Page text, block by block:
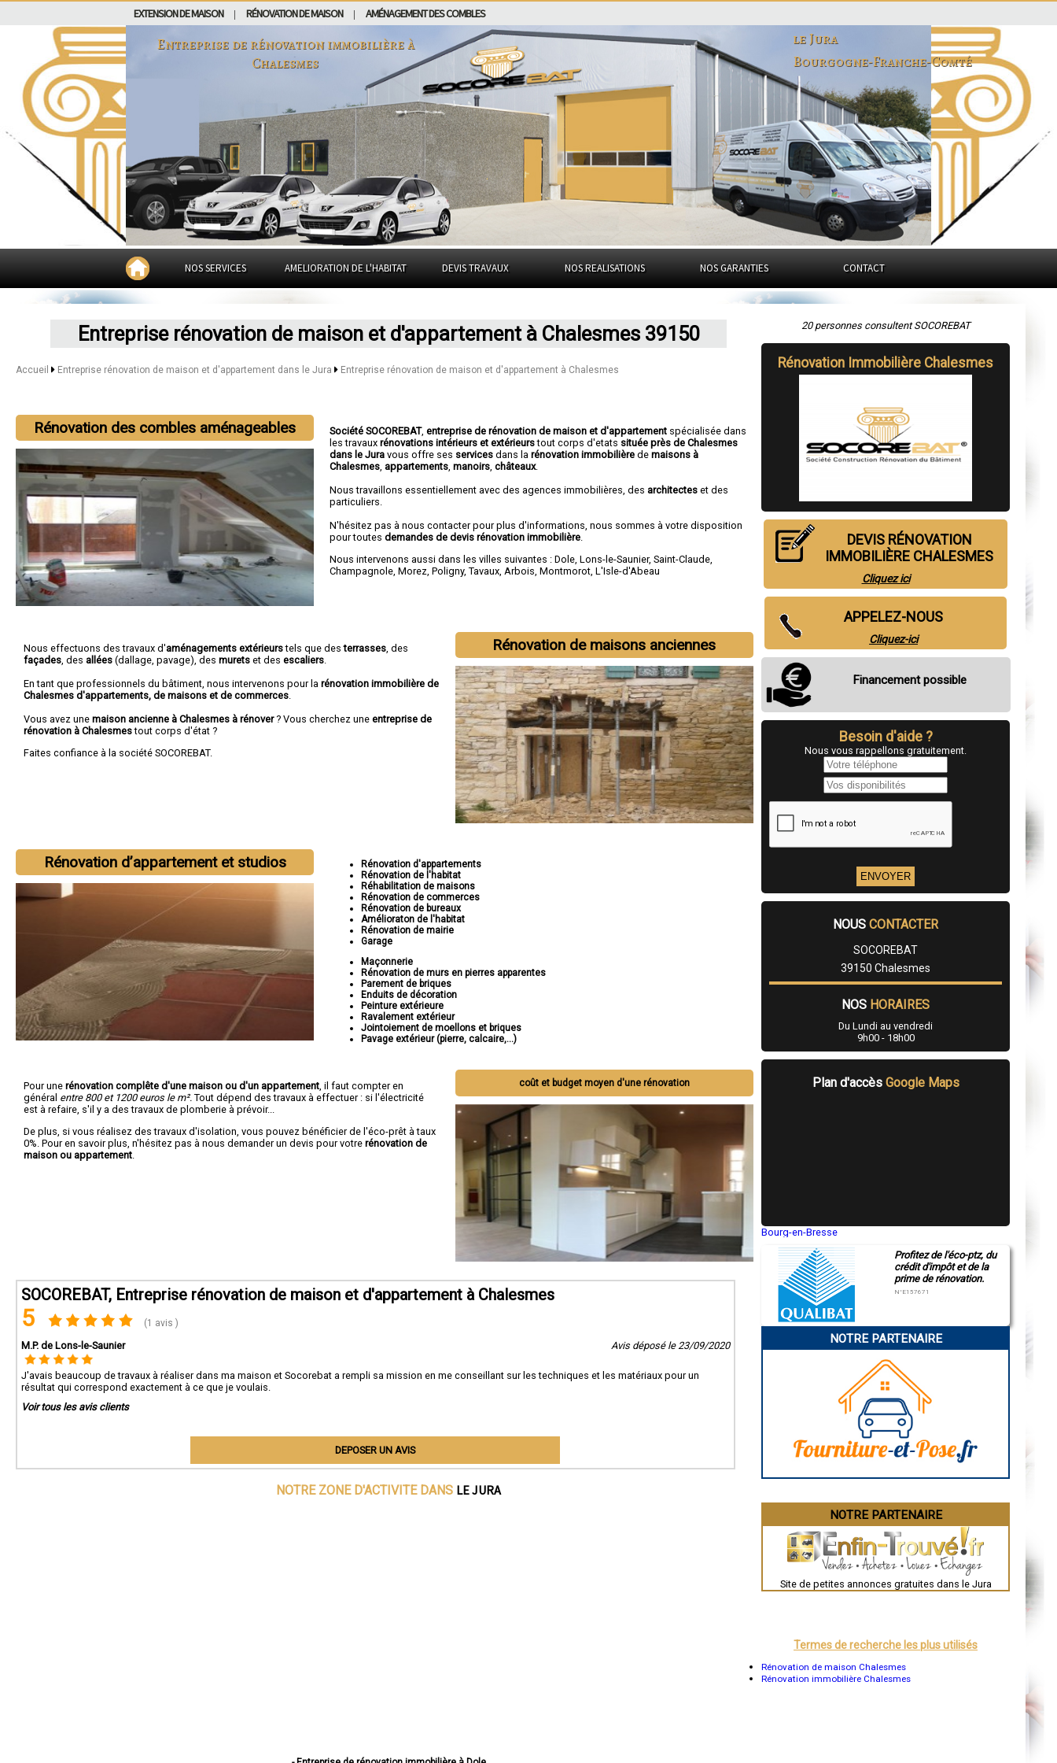
EXTENSION DE MAISON RÉNOVATION DE MAISON AMÉNAGEMENT DES COMBLES
Entreprise de rénovation immobilière à
Chalesmes
le Jura
Bourgogne-Franche-Comté
NOS SERVICES AMELIORATION DE L'HABITAT DEVIS TRAVAUX NOS REALISATIONS NOS GARANTIES CONTACT
Entreprise rénovation de maison et d'appartement à Chalesmes 39150
Accueil Entreprise rénovation de maison et d'appartement dans le Jura Entreprise rénovation de maison et d'appartement à Chalesmes
Rénovation des combles aménageables Société SOCOREBAT,entreprise de rénovation de maison et d'appartement spécialisée dans
les travauxrénovations intérieurs et extérieurstout corps d'etats située près de Chalesmes
dans le Juravous offre ses services dans larénovation immobilière demaisons à
Chalesmes appartements ,manoirs ,châteaux.
Nous travaillons essentiellement avec des agences immobilières, des architectes et des
particuliers.
N'hésitez pas à nous contacter pour plus d'informations, nous sommes à votre disposition
pour toutesdemandes de devis rénovation immobilière
Nous intervenons aussi dans les villes suivantes :Dole ,Lons-le-Saunier,Saint-Claude
Champagnole ,Morez ,Poligny,Tavaux Arbois ,Montmorot ,L'Isle-d'Abeau
Rénovation de maisons anciennes
Nous effectuons des travaux d'aménagements extérieurstels que desterrasses , des
façades , des allées (dallage, pavage), des murets et des escaliers
En tant que professionnels du bâtiment, nous intervenons pour la rénovation immobilière de
Chalesmes d'appartements, de maisons et de commerces
Vous avez une maison ancienne à Chalesmes à rénover? Vous cherchez une entreprise de
rénovation à Chalesmestout corps d'état ?
Faites confiance à la société SOCOREBAT.
Rénovation d’appartement et studios
Rénovation d'appartements
Rénovation de l'habitat
Réhabilitation de maisons
Rénovation de commerces
Rénovation de bureaux
Amélioraton de l'habitat
Rénovation de mairie
Garage
Maçonnerie
Rénovation de murs en pierres apparentes
Parement de briques
Enduits de décoration
Peinture extérieure
Ravalement extérieur
Jointoiement de moellons et briques
Pavage extérieur (pierre, calcaire,...)
coût et budget moyen d'une rénovation
Pour une rénovation complête d'une maison ou d'un appartement , il faut compter en
général entre 800 et 1200 euros le m². Tout dépend des travaux à effectuer : si l'électricité
est à refaire, s'il y a des travaux de plomberie à prévoir...
De plus, si vous réalisez des travaux d'isolation, vous pouvez bénéficier de l'éco-prêt à taux
0%. Pour en savoir plus, n'hésitez pas à nous demander un devis pour votre rénovation de
maison ou appartement
SOCOREBAT, Entreprise rénovation de maison et d'appartement à Chalesmes
5 (1 avis )
M.P. de Lons-le-Saunier Avis déposé le 23/09/2020
J'avais beaucoup de travaux à réaliser dans ma maison et Socorebat a rempli sa mission en me conseillant sur les techniques et les matériaux pour un
résultat qui correspond exactement à ce que je voulais.
Voir tous les avis clients
DEPOSER UN AVIS
NOTRE ZONE D'ACTIVITE DANS LE JURA
20 personnes consultent SOCOREBAT
Rénovation Immobilière Chalesmes
DEVIS RÉNOVATION
IMMOBILIÈRE CHALESMES
Cliquez ici
APPELEZ-NOUS
Cliquez-ici
Financement possible
Besoin d'aide ?
Nous vous rappellons gratuitement.
NOUS CONTACTER
SOCOREBAT
39150 Chalesmes
NOS HORAIRES
Du Lundi au vendredi
9h00 - 18h00
Plan d'accès Google Maps
Bourg-en-Bresse
Montluçon
Manosque
Gap
Charleville-Mézières
Pamiers
Narbonne
Brive-la-Gaillarde
Guéret
Besançon
Évreux
Chartres
Nîmes
Auch
Dole
Mont-de-Marsan
Profitez de l'éco-ptz, du
crédit d'impôt et de la
prime de rénovation.
N°E157671
NOTRE PARTENAIRE
NOTRE PARTENAIRE
Site de petites annonces gratuites dans le Jura
Termes de recherche les plus utilisés
Rénovation de maison Chalesmes
Rénovation immobilière Chalesmes